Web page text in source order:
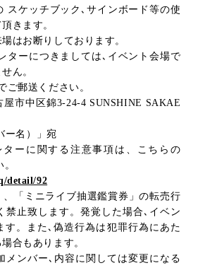
スケッチブック､サインボード等の使
きます。
はお断りしております。
ターにつきましては､イベント会場で
ん。
ご郵送ください。
屋市中区錦3-24-4 SUNSHINE SAKAE
ー名）」宛
ターに関する注意事項は、こちらの
detail/92
「ミニライブ抽選鑑賞券」の転売行
禁止致します。発覚した場合､イベン
す。また､偽造行為は犯罪行為にあた
合もあります。
ンバー､内容に関しては変更になる